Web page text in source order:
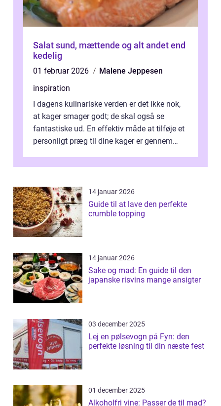
Salat sund, mættende og alt andet end
kedelig
01 februar 2026
Malene Jeppesen
inspiration
I dagens kulinariske verden er det ikke nok,
at kager smager godt; de skal også se
fantastiske ud. En effektiv måde at tilføje et
personligt præg til dine kager er gennem
14 januar 2026
Guide til at lave den perfekte
crumble topping
14 januar 2026
Sake og mad: En guide til den
japanske risvins mange ansigter
03 december 2025
Lej en pølsevogn på Fyn: den
perfekte løsning til din næste fest
01 december 2025
Alkoholfri vine: Passer de til mad?